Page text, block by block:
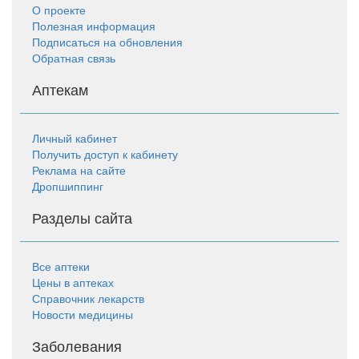
О проекте
Полезная информация
Подписаться на обновления
Обратная связь
Аптекам
Личный кабинет
Получить доступ к кабинету
Реклама на сайте
Дропшиппинг
Разделы сайта
Все аптеки
Цены в аптеках
Справочник лекарств
Новости медицины
Заболевания